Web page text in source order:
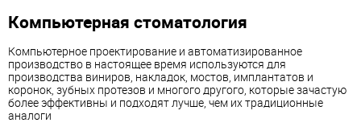
Компьютерная стоматология
Компьютерное проектирование и автоматизированное
производство в настоящее время используются для
производства виниров, накладок, мостов, имплантатов и
коронок, зубных протезов и многого другого, которые зачастую
более эффективны и подходят лучше, чем их традиционные
аналоги